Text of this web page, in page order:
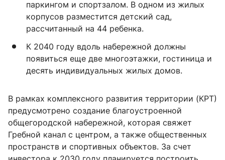
паркингом и спортзалом. В одном из жилых
корпусов разместится детский сад,
рассчитанный на 44 ребенка.
К 2040 году вдоль набережной должны
появиться еще две многоэтажки, гостиница и
десять индивидуальных жилых домов.
В рамках комплексного развития территории (КРТ)
предусмотрено создание благоустроенной
общегородской набережной, которая свяжет
Гребной канал с центром, а также общественных
пространств и спортивных объектов. За счет